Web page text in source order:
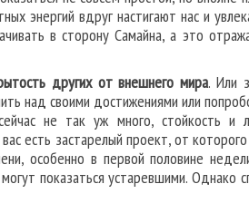
энергий вдруг настигают нас и
в сторону Самайна, а это
других от внешнего мира. Или
над своими достижениями или
не так уж много, стойкость и
есть застарелый проект, от
особенно в первой половине
показаться устаревшими. Однако